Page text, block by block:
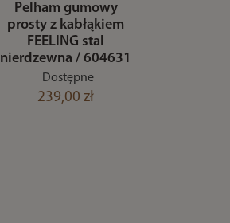
Pelham gumowy
prosty z kabłąkiem
FEELING stal
nierdzewna / 604631
Dostępne
239,00 zł